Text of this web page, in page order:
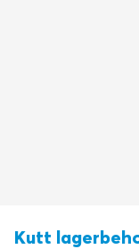
Kutt